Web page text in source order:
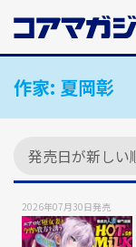
ン
作家: 夏岡彰
2026年07月30日発売